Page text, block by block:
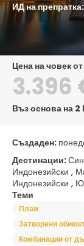
ИД на
цена на човек от
3.396
Въз основа на 2
Създаден:
Дестинации:
Индонезийски ,
Индонезийски ,
Теми
Плаж
Затворени
Комбинации от